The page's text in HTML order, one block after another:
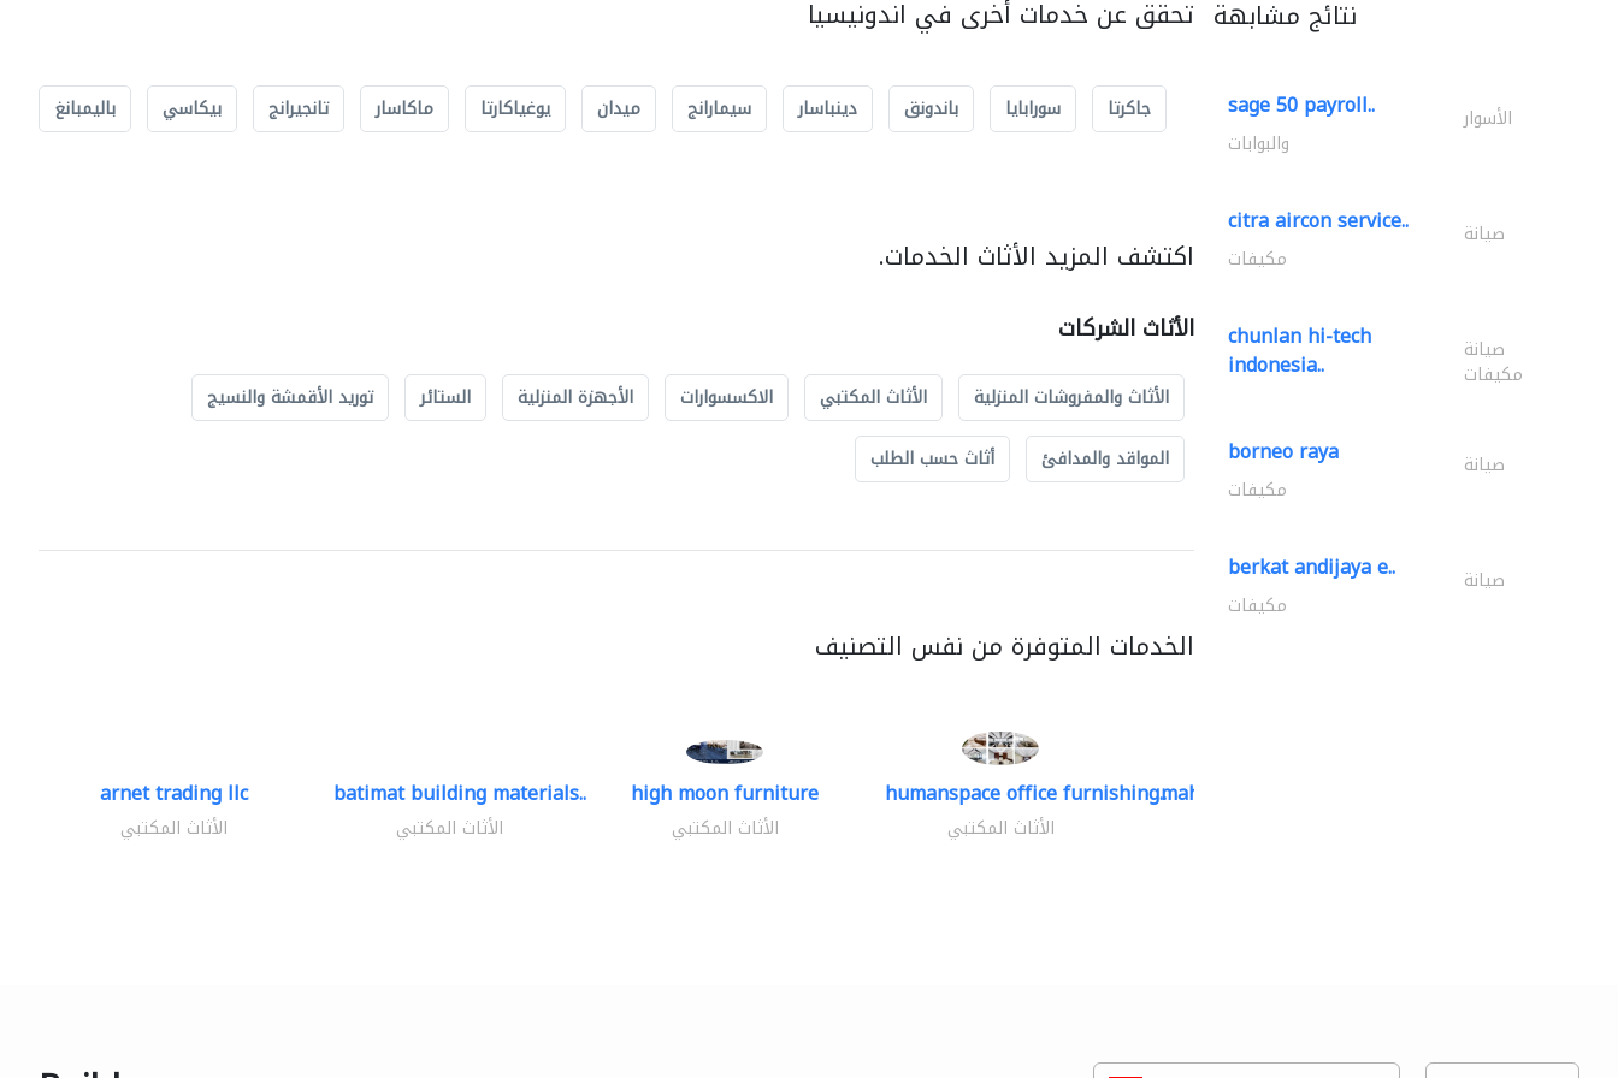
تحقق عن خدمات أخرى في اندونيسيا
جاكرتا سورابايا باندونق دينباسار سيمارانج ميدان يوغياكارتا ماكاسار تانجيرانج بيكاسي باليمبانغ
اكتشف المزيد الأثاث الخدمات.
الأثاث الشركات
الأثاث والمفروشات المنزلية الأثاث المكتبي الاكسسوارات الأجهزة المنزلية الستائر
توريد الأقمشة والنسيج
المواقد والمدافئ
أثاث حسب الطلب
الخدمات المتوفرة من نفس التصنيف
arnet trading llc
الأثاث المكتبي
batimat building materials..
الأثاث المكتبي
high moon furniture
الأثاث المكتبي
humanspace office furnishing..
الأثاث المكتبي
mahmayi office furniture..
نتائج مشابهة
sage 50 payroll.. الأسوار
والبوابات
citra aircon service.. صيانة
مكيفات
chunlan hi-tech
indonesia.. صيانة
مكيفات
borneo raya صيانة
مكيفات
berkat andijaya e.. صيانة
مكيفات